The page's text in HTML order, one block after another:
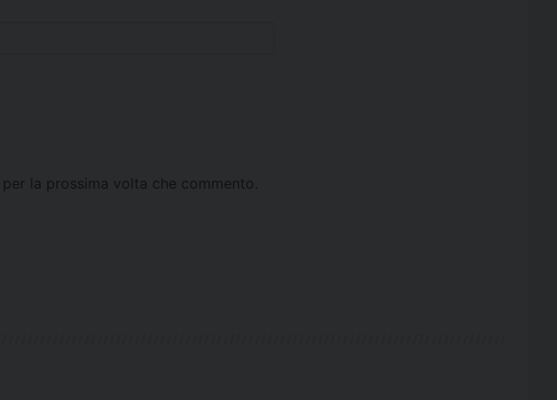
la prossima volta che commento.